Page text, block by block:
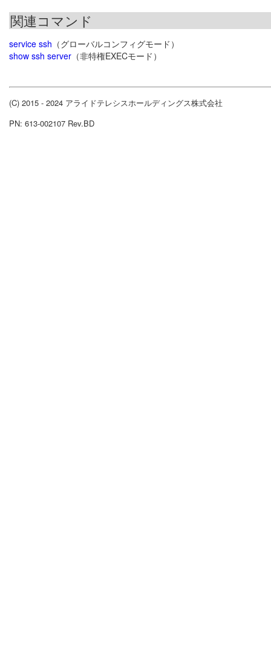
関連コマンド
service ssh （グローバルコンフィグモード）
show ssh server （非特権EXECモード）
(C) 2015 - 2024 アライドテレシスホールディングス株式会社
PN: 613-002107 Rev.BD